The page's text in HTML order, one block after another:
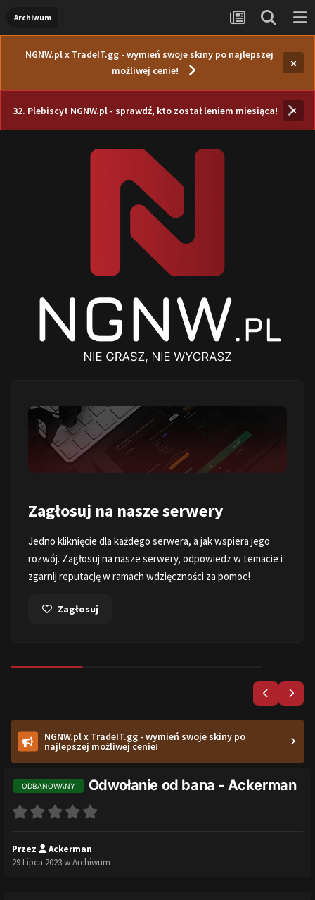
Archiwum
NGNW.pl x TradeIT.gg - wymień swoje skiny po najlepszej
możliwej cenie!
×
32. Plebiscyt NGNW.pl - sprawdź, kto został leniem miesiąca! ×
Zagłosuj na nasze serwery
Jedno kliknięcie dla każdego serwera, a jak wspiera jego
rozwój. Zagłosuj na nasze serwery, odpowiedz w temacie i
zgarnij reputację w ramach wdzięczności za pomoc!
Zagłosuj
NGNW.pl x TradeIT.gg - wymień swoje skiny po
najlepszej możliwej cenie!
ODBANOWANY Odwołanie od bana - Ackerman
Przez
Ackerman
29 Lipca 2023wArchiwum